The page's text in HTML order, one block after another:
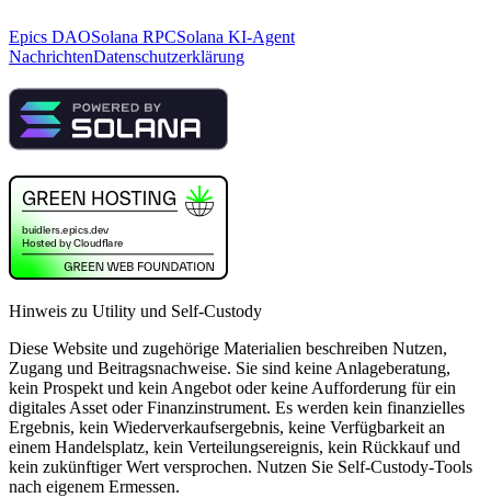
Epics DAOSolana RPCSolana KI-Agent
NachrichtenDatenschutzerklärung
Hinweis zu Utility und Self-Custody
Diese Website und zugehörige Materialien beschreiben Nutzen,
Zugang und Beitragsnachweise. Sie sind keine Anlageberatung,
kein Prospekt und kein Angebot oder keine Aufforderung für ein
digitales Asset oder Finanzinstrument. Es werden kein finanzielles
Ergebnis, kein Wiederverkaufsergebnis, keine Verfügbarkeit an
einem Handelsplatz, kein Verteilungsereignis, kein Rückkauf und
kein zukünftiger Wert versprochen. Nutzen Sie Self-Custody-Tools
nach eigenem Ermessen.